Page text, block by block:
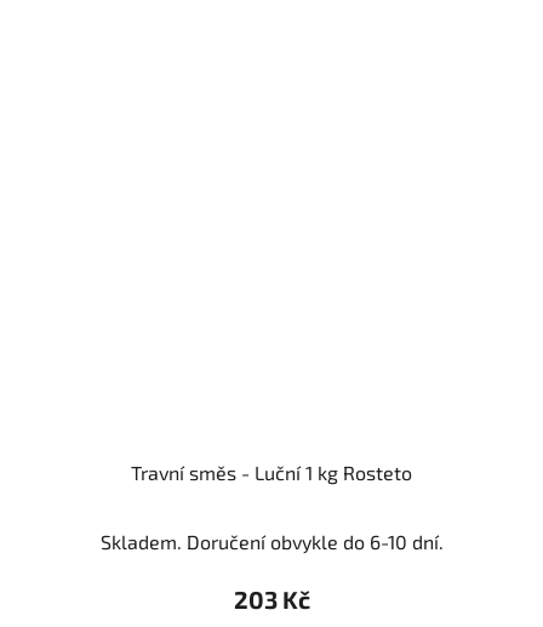
Travní směs - Luční 1 kg Rosteto
Skladem. Doručení obvykle do 6-10 dní.
203 Kč